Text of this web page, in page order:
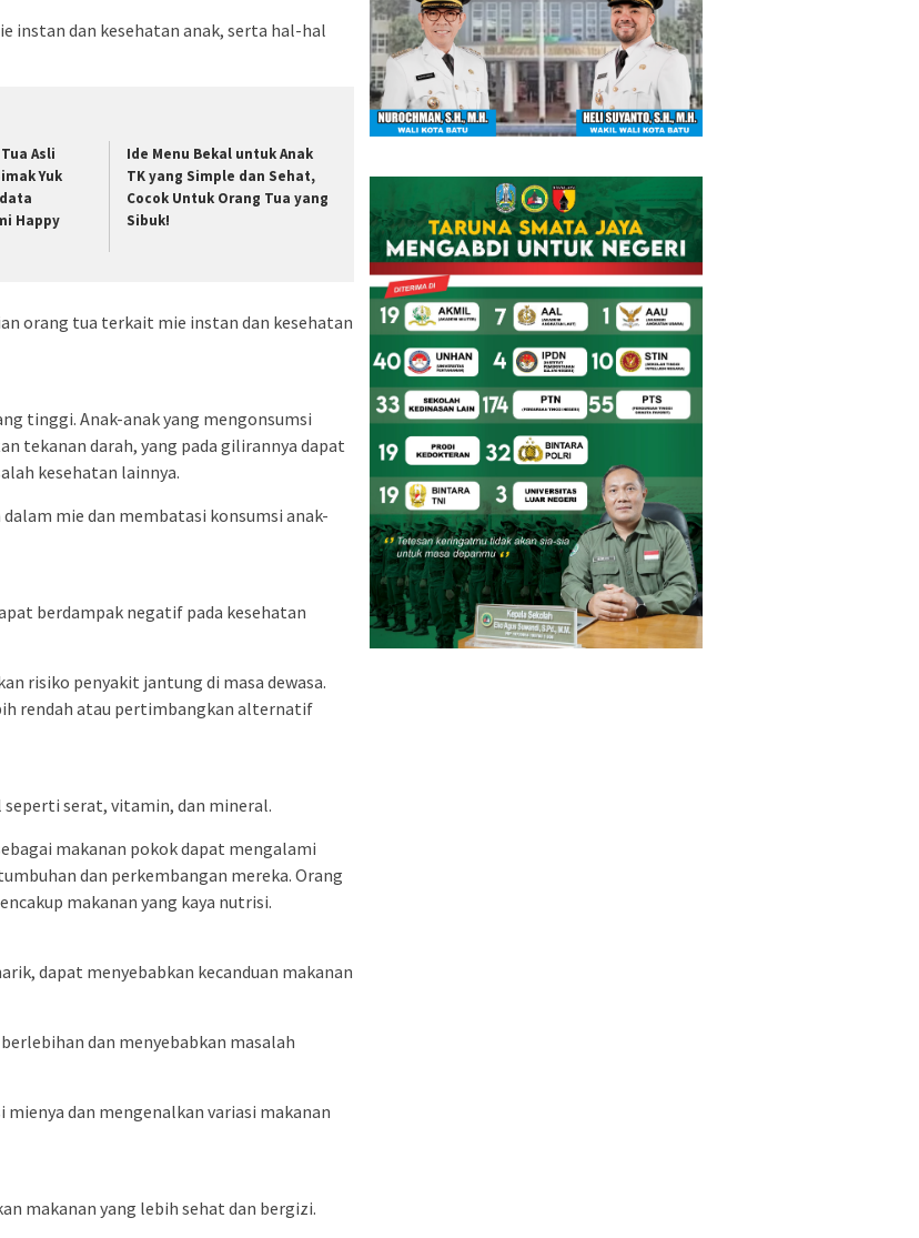
instan dan kesehatan anak, serta hal-hal
Asli
Yuk
Happy
Ide Menu Bekal untuk Anak
TK yang Simple dan Sehat,
Cocok Untuk Orang Tua yang
Sibuk!
orang tua terkait mie instan dan kesehatan
tinggi. Anak-anak yang mengonsumsi
tekanan darah, yang pada gilirannya dapat
kesehatan lainnya.
mie dan membatasi konsumsi anak-
berdampak negatif pada kesehatan
risiko penyakit jantung di masa dewasa.
rendah atau pertimbangkan alternatif
seperti serat, vitamin, dan mineral.
makanan pokok dapat mengalami
dan perkembangan mereka. Orang
makanan yang kaya nutrisi.
dapat menyebabkan kecanduan makanan
dan menyebabkan masalah
dan mengenalkan variasi makanan
makanan yang lebih sehat dan bergizi.